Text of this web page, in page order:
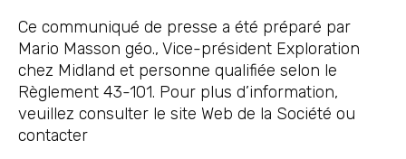
Ce communiqué de presse a été préparé par
Mario Masson géo., Vice-président Exploration
chez Midland et personne qualifiée selon le
Règlement 43-101. Pour plus d’information,
veuillez consulter le site Web de la Société ou
contacter